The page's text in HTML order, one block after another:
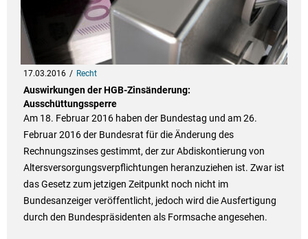
17.03.2016 Recht
Auswirkungen der HGB-Zinsänderung:
Ausschüttungssperre
Am 18. Februar 2016 haben der Bundestag und am 26.
Februar 2016 der Bundesrat für die Änderung des
Rechnungszinses gestimmt, der zur Abdiskontierung von
Altersversorgungsverpflichtungen heranzuziehen ist. Zwar ist
das Gesetz zum jetzigen Zeitpunkt noch nicht im
Bundesanzeiger veröffentlicht, jedoch wird die Ausfertigung
durch den Bundespräsidenten als Formsache angesehen.